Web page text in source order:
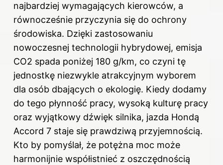
najbardziej wymagających kierowców, a
równocześnie przyczynia się do ochrony
środowiska. Dzięki zastosowaniu
nowoczesnej technologii hybrydowej, emisja
CO2 spada poniżej 180 g/km, co czyni tę
jednostkę niezwykle atrakcyjnym wyborem
dla osób dbających o ekologię. Kiedy dodamy
do tego płynność pracy, wysoką kulturę pracy
oraz wyjątkowy dźwięk silnika, jazda Hondą
Accord 7 staje się prawdziwą przyjemnością.
Kto by pomyślał, że potężna moc może
harmonijnie współistnieć z oszczędnością